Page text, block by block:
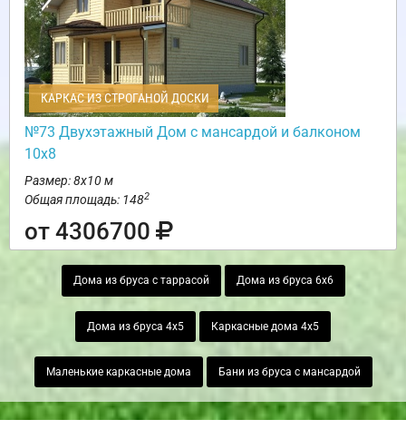
КАРКАС ИЗ СТРОГАНОЙ ДОСКИ
№73 Двухэтажный Дом с мансардой и балконом
10х8
Размер: 8х10 м
Общая площадь: 1482
от 4306700
Дома из бруса с таррасой Дома из бруса 6х6
Дома из бруса 4х5 Каркасные дома 4х5
Маленькие каркасные дома Бани из бруса с мансардой